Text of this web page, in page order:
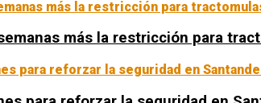
más la restricción para